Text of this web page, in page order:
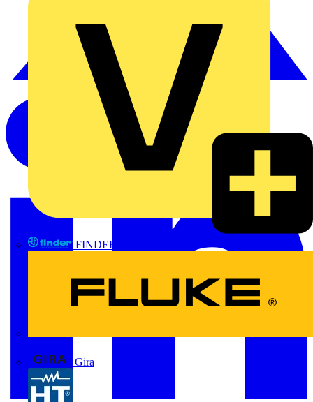
FINDER
Gira